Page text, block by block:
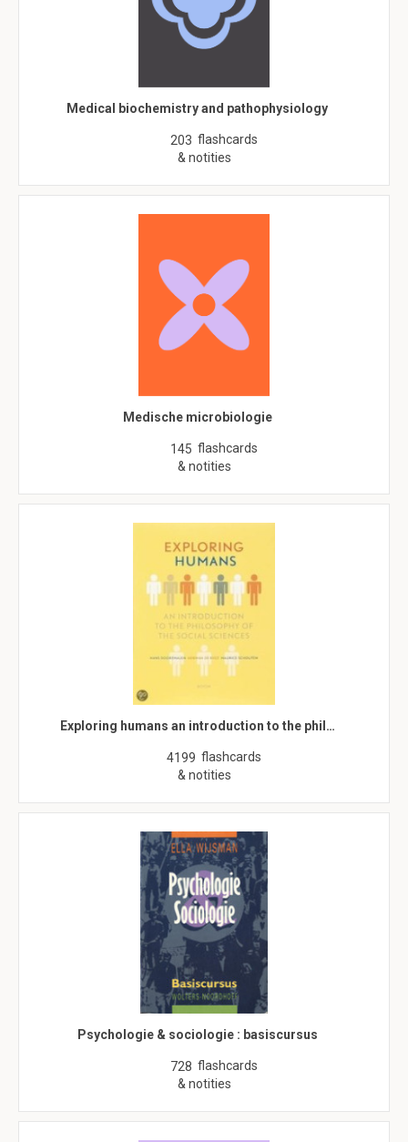
Medical biochemistry and pathophysiology
203 flashcards
& notities
Medische microbiologie
145 flashcards
& notities
Exploring humans an introduction to the phil…
4199 flashcards
& notities
Psychologie & sociologie : basiscursus
728 flashcards
& notities